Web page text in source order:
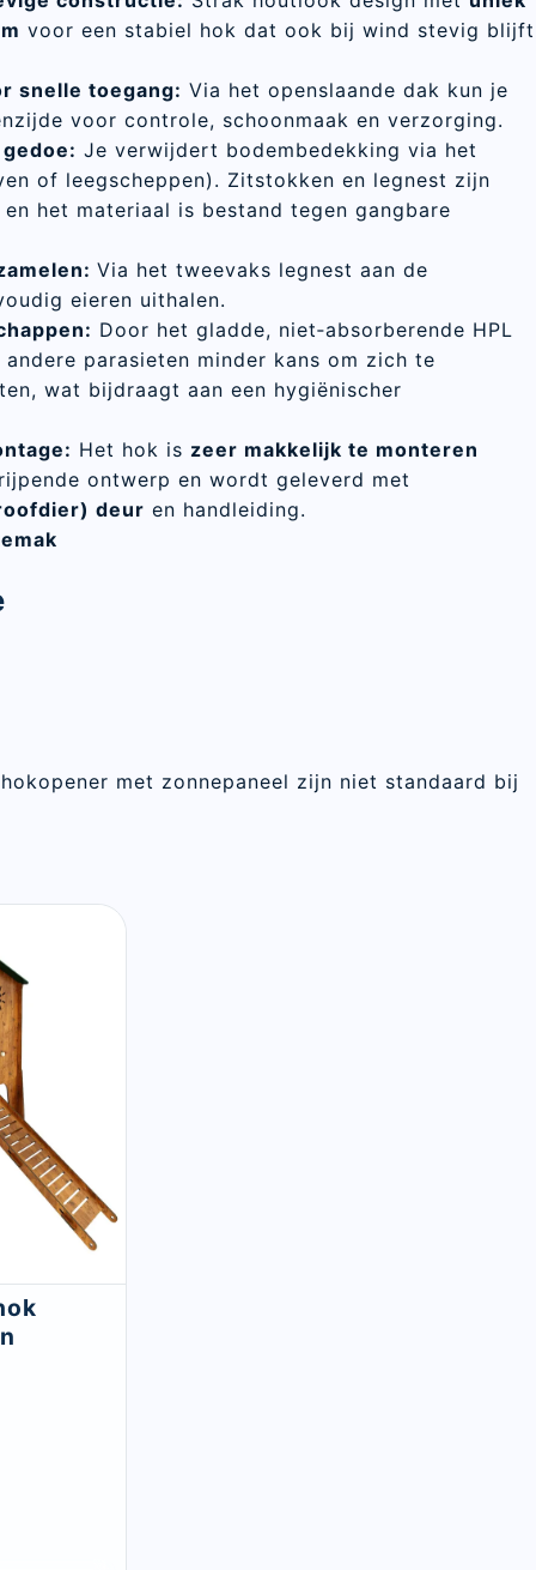
voor een stabiel hok dat ook bij wind stevig blijft
snelle toegang: Via het openslaande dak kun je
voor controle, schoonmaak en verzorging.
Je verwijdert bodembedekking via het
of leegscheppen). Zitstokken en legnest zijn
het materiaal is bestand tegen gangbare
Via het tweevaks legnest aan de
eieren uithalen.
Door het gladde, niet‑absorberende HPL
parasieten minder kans om zich te
wat bijdraagt aan een hygiënischer
Het hok is zeer makkelijk te monteren
ontwerp en wordt geleverd met
deur en handleiding.
met zonnepaneel zijn niet standaard bij